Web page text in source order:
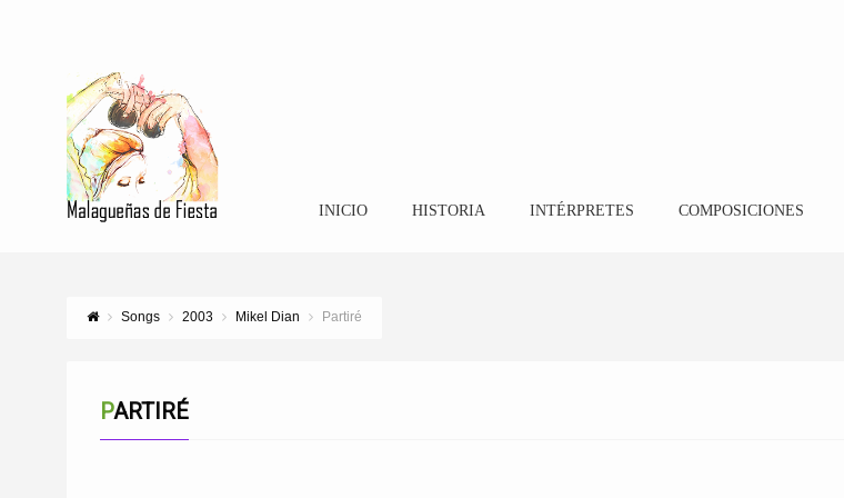
INICIO HISTORIA INTÉRPRETES COMPOSICIONES
Songs 2003 Mikel Dian Partiré
PARTIRÉ